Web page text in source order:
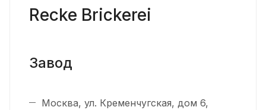
Recke Brickerei
Завод
Москва, ул. Кременчугская, дом 6,